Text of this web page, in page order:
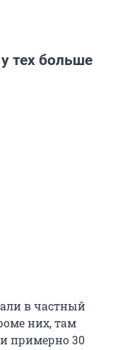
тех больше
в частный
них, там
и примерно 30